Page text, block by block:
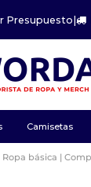
Presupuesto|
Camisetas
Ropa básica |